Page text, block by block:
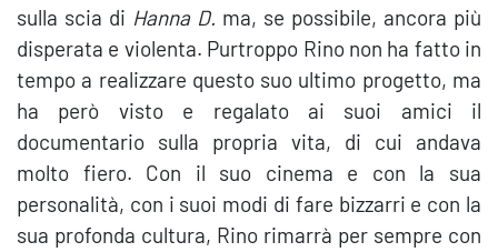
sulla scia di Hanna D. ma, se possibile, ancora più
disperata e violenta. Purtroppo Rino non ha fatto in
tempo a realizzare questo suo ultimo progetto, ma
ha però visto e regalato ai suoi amici il
documentario sulla propria vita, di cui andava
molto fiero. Con il suo cinema e con la sua
personalità, con i suoi modi di fare bizzarri e con la
sua profonda cultura, Rino rimarrà per sempre con